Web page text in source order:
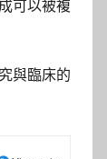
可以被複
與臨床的